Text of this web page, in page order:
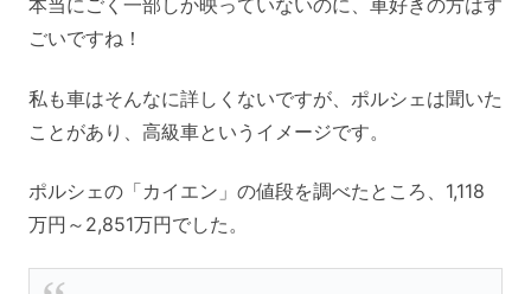
本当にごく一部しか映っていないのに、車好きの方はす
ごいですね！
私も車はそんなに詳しくないですが、ポルシェは聞いた
ことがあり、高級車というイメージです。
ポルシェの「カイエン」の値段を調べたところ、1,118
万円～2,851万円でした。